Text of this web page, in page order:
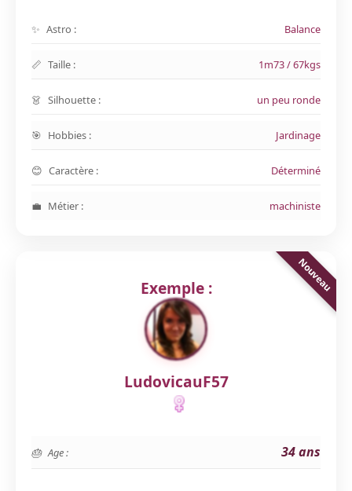
Astro : Balance
Taille : 1m73 / 67kgs
Silhouette : un peu ronde
Hobbies : Jardinage
Caractère : Déterminé
Métier : machiniste
Exemple :
LudovicauF57
Age : 34 ans